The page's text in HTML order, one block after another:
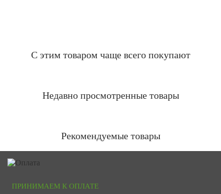
С этим товаром чаще всего покупают
Недавно просмотренные товары
Рекомендуемые товары
ПРИНИМАЕМ К ОПЛАТЕ